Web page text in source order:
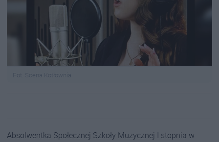
Fot. Scena Kotłownia
Absolwentka Społecznej Szkoły Muzycznej I stopnia w